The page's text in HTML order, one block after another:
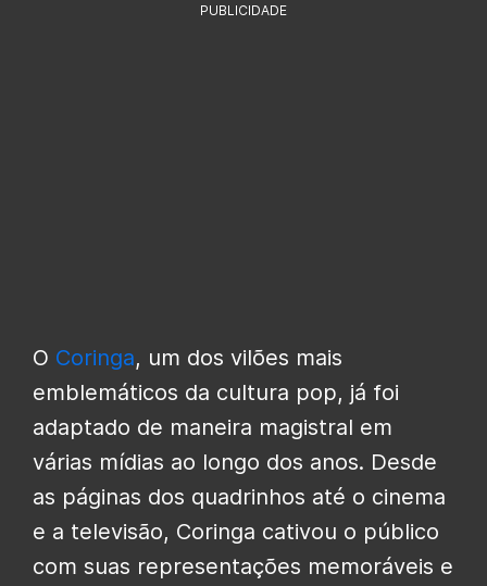
PUBLICIDADE
O Coringa, um dos vilões mais
emblemáticos da cultura pop, já foi
adaptado de maneira magistral em
várias mídias ao longo dos anos. Desde
as páginas dos quadrinhos até o cinema
e a televisão, Coringa cativou o público
com suas representações memoráveis e